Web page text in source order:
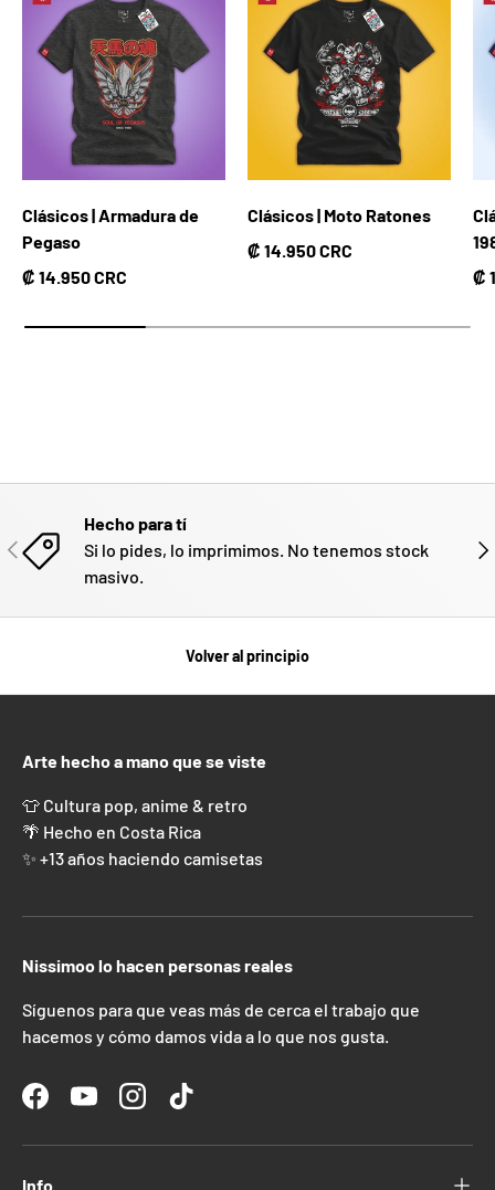
Clásicos | Armadura de
Pegaso
Precio normal
₡ 14.950 CRC
Clásicos | Moto Ratones
Precio normal
₡ 14.950 CRC
₡
ANTERIOR
Hecho para tí
Si lo pides, lo imprimimos. No tenemos stock
masivo.
Volver al principio
Arte hecho a mano que se viste
👕 Cultura pop, anime & retro
🌴 Hecho en Costa Rica
✨ +13 años haciendo camisetas
Nissimoo lo hacen personas reales
Síguenos para que veas más de cerca el trabajo que
hacemos y cómo damos vida a lo que nos gusta.
FacebookYouTubeInstagramTikTok
Info